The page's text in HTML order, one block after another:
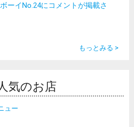
ーイNo.24にコメントが掲載さ
もっとみる >
気のお店
ュー